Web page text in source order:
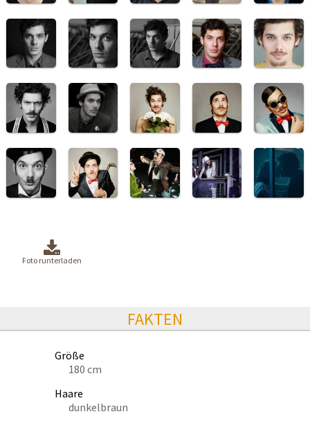
Foto runterladen
FAKTEN
Größe
180 cm
Haare
dunkelbraun